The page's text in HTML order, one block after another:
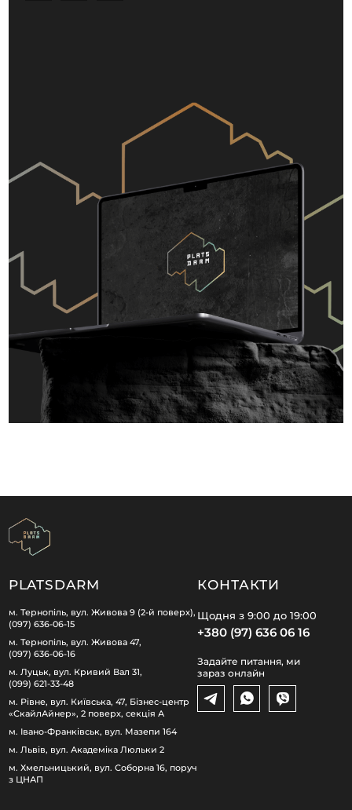
PLATSDARM
м. Тернопіль, вул. Живова 9 (2-й поверх),
(097) 636-06-15
м. Тернопіль, вул. Живова 47,
(097) 636-06-16
м. Луцьк, вул. Кривий Вал 31,
(099) 621-33-48
м. Рівне, вул. Київська, 47, Бізнес-центр
«СкайлАйнер», 2 поверх, секція А
м. Івано-Франківськ, вул. Мазепи 164
м. Львів, вул. Академіка Люльки 2
м. Хмельницький, вул. Соборна 16, поруч
з ЦНАП
КОНТАКТИ
Щодня з 9:00 до 19:00
+380 (97) 636 06 16
Задайте питання, ми
зараз онлайн